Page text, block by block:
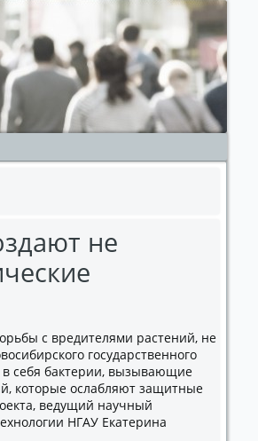
не
с вредителями растений, не
государственного
в себя бактерии, вызывающие
которые ослабляют защитные
ведущий научный
НГАУ Екатерина